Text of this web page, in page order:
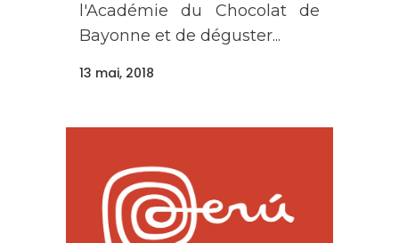
l'Académie du Chocolat de
Bayonne et de déguster...
13 mai, 2018